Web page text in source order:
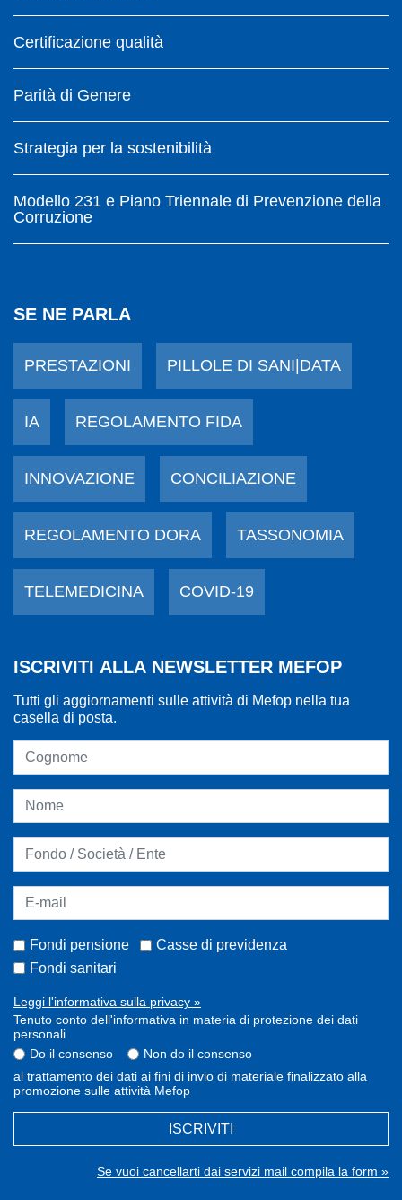
Certificazione qualità
Parità di Genere
Strategia per la sostenibilità
Modello 231 e Piano Triennale di Prevenzione della
Corruzione
SE NE PARLA
PRESTAZIONI PILLOLE DI SANI|DATA
IA REGOLAMENTO FIDA
INNOVAZIONE CONCILIAZIONE
REGOLAMENTO DORA TASSONOMIA
TELEMEDICINA COVID-19
ISCRIVITI ALLA NEWSLETTER MEFOP
Tutti gli aggiornamenti sulle attività di Mefop nella tua
casella di posta.
Fondi pensione
Casse di previdenza
Fondi sanitari
Leggi l'informativa sulla privacy »
Tenuto conto dell'informativa in materia di protezione dei dati
personali
Do il consenso
Non do il consenso
al trattamento dei dati ai fini di invio di materiale finalizzato alla
promozione sulle attività Mefop
ISCRIVITI
Se vuoi cancellarti dai servizi mail compila la form »